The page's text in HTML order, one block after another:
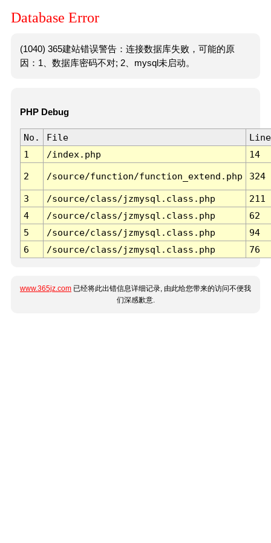
Database Error
(1040) 365建站错误警告：连接数据库失败，可能的原
因：1、数据库密码不对; 2、mysql未启动。
PHP Debug
No. File
Line
1
/index.php 14
2 /source/function/function_extend.php 324
3 /source/class/jzmysql.class.php
211
4
/source/class/jzmysql.class.php
62
5
/source/class/jzmysql.class.php
94
6
/source/class/jzmysql.class.php 76
www.365jz.com 已经将此出错信息详细记录, 由此给您带来的访问不便我
们深感歉意.